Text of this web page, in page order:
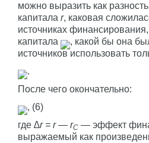
можно выразить как
капитала r, каковая
источниках
капитала
, какой бы она
источников использовать
.
После чего окончательно:
, (6)
где ∆r = r — rC — эффект
выражаемый как